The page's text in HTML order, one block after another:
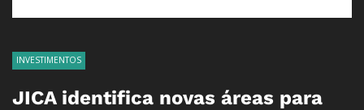
INVESTIMENTOS
JICA identifica novas áreas para